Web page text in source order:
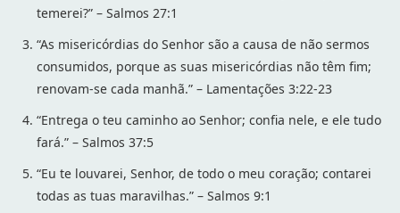
temerei?” – Salmos 27:1
“As misericórdias do Senhor são a causa de não sermos
consumidos, porque as suas misericórdias não têm fim;
renovam-se cada manhã.” – Lamentações 3:22-23
“Entrega o teu caminho ao Senhor; confia nele, e ele tudo
fará.” – Salmos 37:5
“Eu te louvarei, Senhor, de todo o meu coração; contarei
todas as tuas maravilhas.” – Salmos 9:1